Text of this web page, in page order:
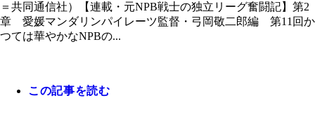
正田はヤクルトでNPBに復帰し、2013年には勝利
（写真＝共同通信社）
＝共同通信社）【連載・元NPB戦士の独立リーグ奮闘記】第2
章 愛媛マンダリンパイレーツ監督・弓岡敬二郎編 第11回か
つては華やかなNPBの...
この記事を読む